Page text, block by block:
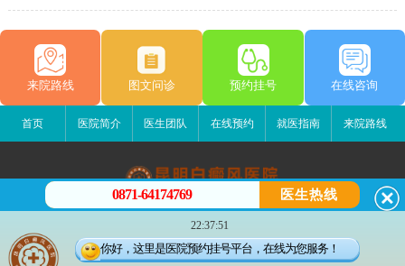
来院路线 图文问诊 预约挂号 在线咨询
首页 医院简介 医生团队 在线预约 就医指南 来院路线
昆明白癜风医院
昆明市五华区护国路2号
版权所有：昆明白癜风医院
0871-64174769 医生热线
22:37:51
你好，这里是医院预约挂号平台，在线为您服务！